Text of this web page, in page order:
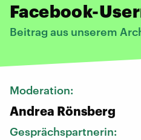
Facebook-
Beitrag aus unserem
Moderation:
Andrea Rönsberg
Gesprächspartnerin: